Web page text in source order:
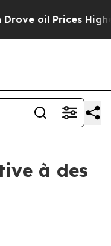
Prices Higher,
à des